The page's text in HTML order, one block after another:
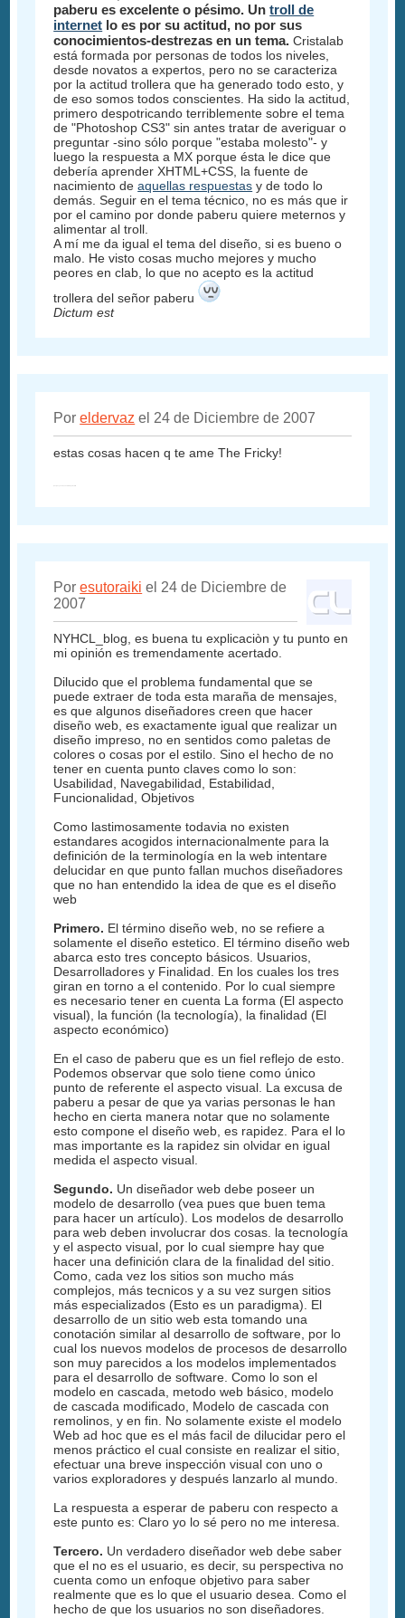
paberu es excelente o pésimo. Untroll de
internet lo es por su actitud, no por sus
conocimientos-destrezas en un tema. Cristalab
está formada por personas de todos los niveles,
desde novatos a expertos, pero no se caracteriza
por la actitud trollera que ha generado todo esto, y
de eso somos todos conscientes. Ha sido la actitud,
primero despotricando terriblemente sobre el tema
de "Photoshop CS3" sin antes tratar de averiguar o
preguntar -sino sólo porque "estaba molesto"- y
luego la respuesta a MX porque ésta le dice que
debería aprender XHTML+CSS, la fuente de
nacimiento deaquellas respuestas y de todo lo
demás. Seguir en el tema técnico, no es más que ir
por el camino por donde paberu quiere meternos y
alimentar al troll.
A mí me da igual el tema del diseño, si es bueno o
malo. He visto cosas mucho mejores y mucho
peores en clab, lo que no acepto es la actitud
trollera del señor paberu
Dictum est
Poreldervaz el 24 de Diciembre de 2007
estas cosas hacen q te ame The Fricky!
Poresutoraiki el 24 de Diciembre de
2007
NYHCL_blog, es buena tu explicaciòn y tu punto en
mi opinión es tremendamente acertado.
Dilucido que el problema fundamental que se
puede extraer de toda esta maraña de mensajes,
es que algunos diseñadores creen que hacer
diseño web, es exactamente igual que realizar un
diseño impreso, no en sentidos como paletas de
colores o cosas por el estilo. Sino el hecho de no
tener en cuenta punto claves como lo son:
Usabilidad, Navegabilidad, Estabilidad,
Funcionalidad, Objetivos
Como lastimosamente todavia no existen
estandares acogidos internacionalmente para la
definición de la terminología en la web intentare
delucidar en que punto fallan muchos diseñadores
que no han entendido la idea de que es el diseño
web
Primero. El término diseño web, no se refiere a
solamente el diseño estetico. El término diseño web
abarca esto tres concepto básicos. Usuarios,
Desarrolladores y Finalidad. En los cuales los tres
giran en torno a el contenido. Por lo cual siempre
es necesario tener en cuenta La forma (El aspecto
visual), la función (la tecnología), la finalidad (El
aspecto económico)
En el caso de paberu que es un fiel reflejo de esto.
Podemos observar que solo tiene como único
punto de referente el aspecto visual. La excusa de
paberu a pesar de que ya varias personas le han
hecho en cierta manera notar que no solamente
esto compone el diseño web, es rapidez. Para el lo
mas importante es la rapidez sin olvidar en igual
medida el aspecto visual.
Segundo. Un diseñador web debe poseer un
modelo de desarrollo (vea pues que buen tema
para hacer un artículo). Los modelos de desarrollo
para web deben involucrar dos cosas. la tecnología
y el aspecto visual, por lo cual siempre hay que
hacer una definición clara de la finalidad del sitio.
Como, cada vez los sitios son mucho más
complejos, más tecnicos y a su vez surgen sitios
más especializados (Esto es un paradigma). El
desarrollo de un sitio web esta tomando una
conotación similar al desarrollo de software, por lo
cual los nuevos modelos de procesos de desarrollo
son muy parecidos a los modelos implementados
para el desarrollo de software. Como lo son el
modelo en cascada, metodo web básico, modelo
de cascada modificado, Modelo de cascada con
remolinos, y en fin. No solamente existe el modelo
Web ad hoc que es el más facil de dilucidar pero el
menos práctico el cual consiste en realizar el sitio,
efectuar una breve inspección visual con uno o
varios exploradores y después lanzarlo al mundo.
La respuesta a esperar de paberu con respecto a
este punto es: Claro yo lo sé pero no me interesa.
Tercero. Un verdadero diseñador web debe saber
que el no es el usuario, es decir, su perspectiva no
cuenta como un enfoque objetivo para saber
realmente que es lo que el usuario desea. Como el
hecho de que los usuarios no son diseñadores.